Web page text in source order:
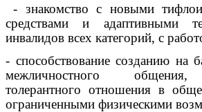
- знакомство с новыми
средствами и адаптивными
инвалидов всех категорий, с
- способствование созданию
межличностного общения,
толерантного отношения в
ограниченными физическими